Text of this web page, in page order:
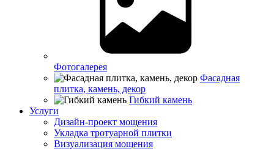
Фотогалерея
Фасадная
плитка, камень, декор
Гибкий камень
Услуги
Дизайн-проект мощения
Укладка тротуарной плитки
Визуализация мощения